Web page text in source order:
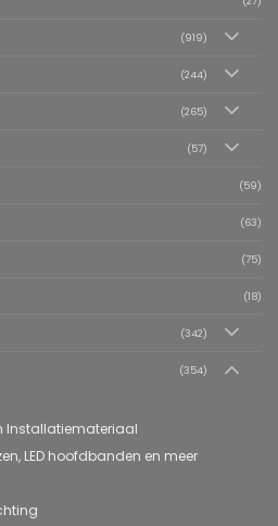
(919)
(244)
(265)
(57)
(59)
(63)
(75)
(18)
(342)
(354)
Installatiemateriaal
LED hoofdbanden en meer